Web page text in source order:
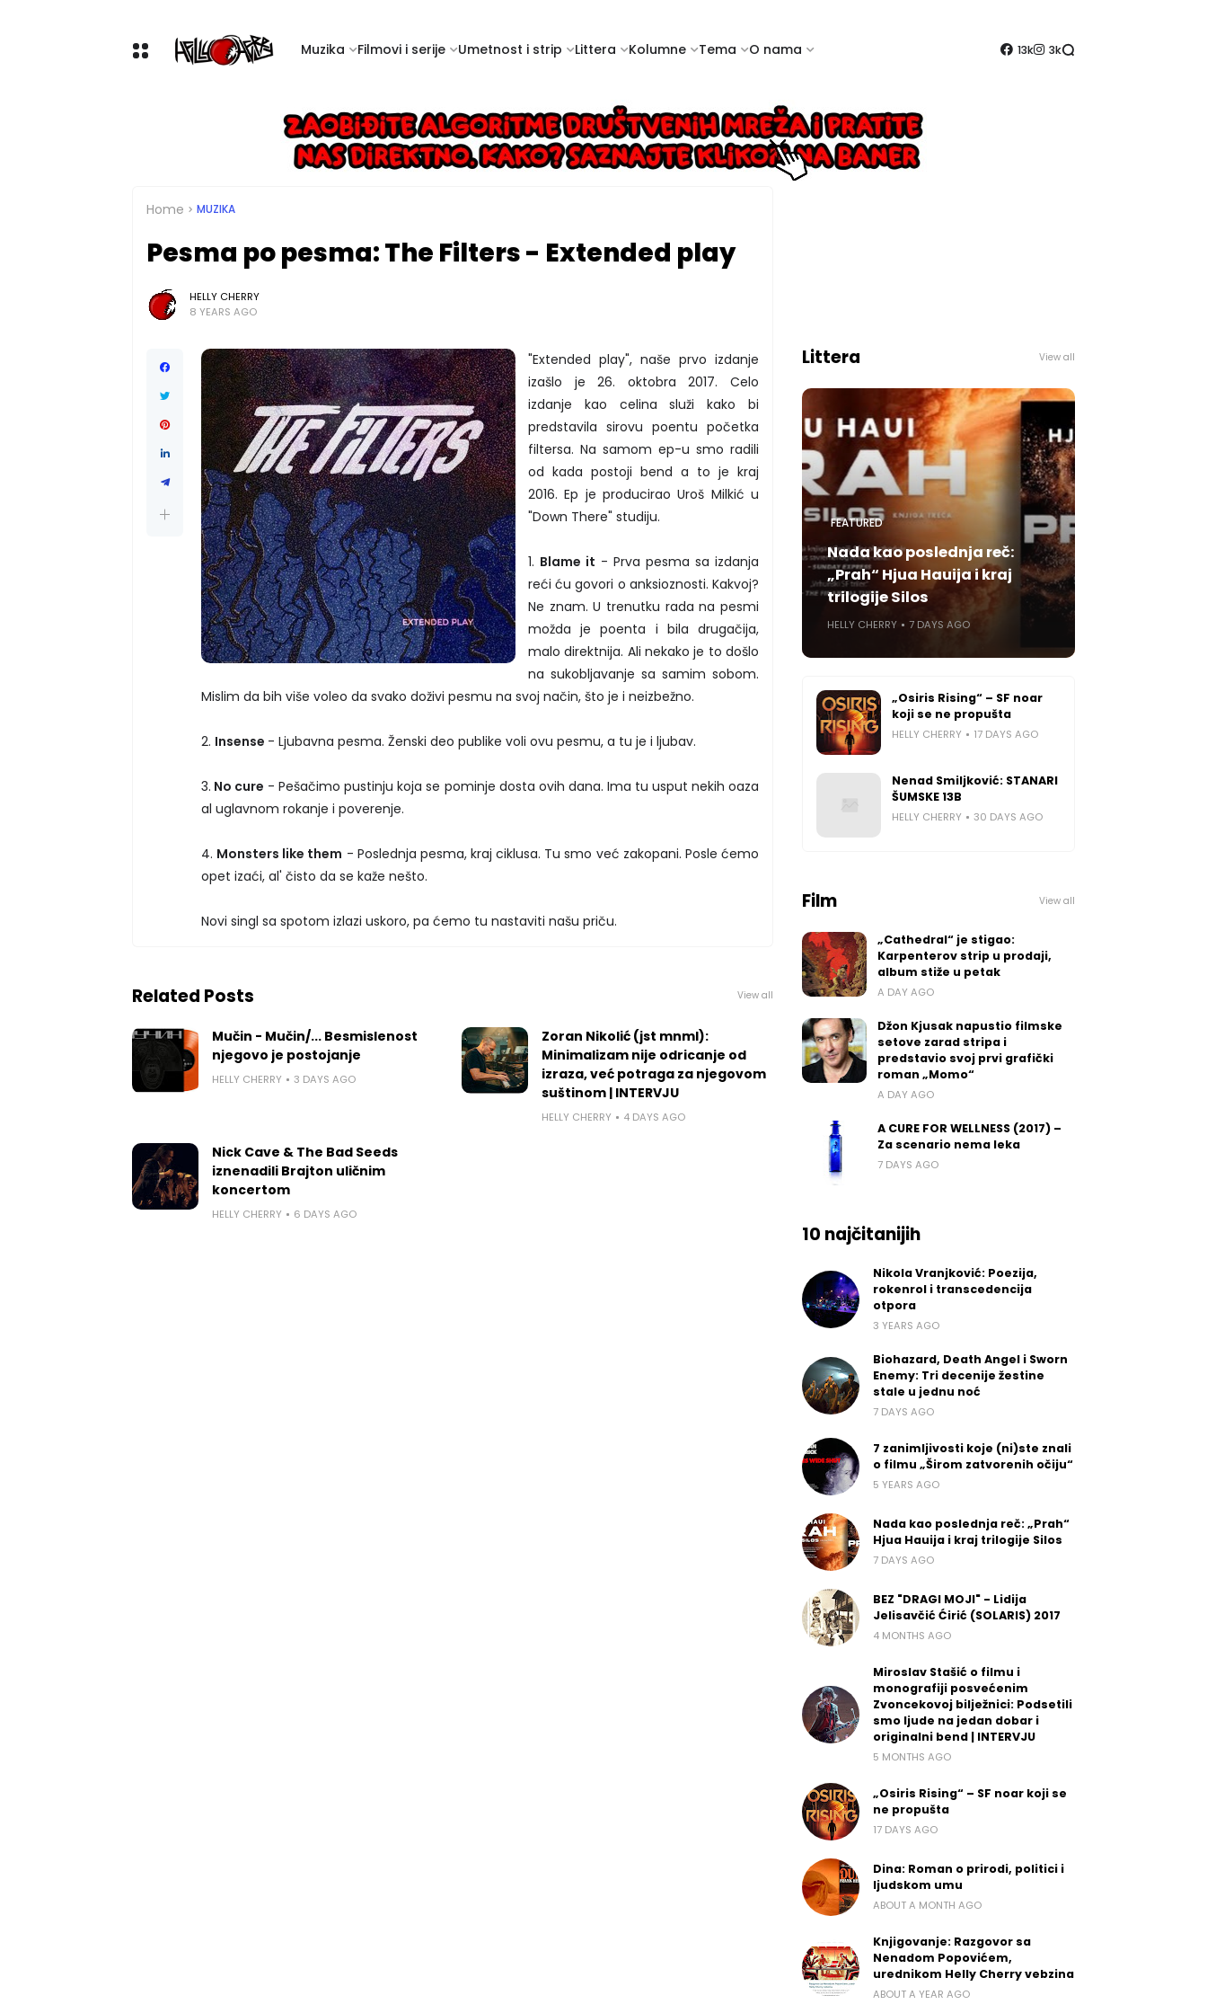
Muzika Filmovi i serije Umetnost i strip Littera Kolumne Tema O nama 13k 3k
Home MUZIKA
Pesma po pesma: The Filters - Extended play
HELLY CHERRY
8 YEARS AGO
"Extended play", naše prvo izdanje
izašlo je 26. oktobra 2017. Celo
izdanje kao celina služi kako bi
predstavila sirovu poentu početka
filtersa. Na samom ep-u smo radili
od kada postoji bend a to je kraj
2016. Ep je producirao Uroš Milkić u
"Down There" studiju.
1. Blame it - Prva pesma sa izdanja
reći ću govori o anksioznosti. Kakvoj?
Ne znam. U trenutku rada na pesmi
možda je poenta i bila drugačija,
malo direktnija. Ali nekako je to došlo
na sukobljavanje sa samim sobom.
Mislim da bih više voleo da svako doživi pesmu na svoj način, što je i neizbežno.
2. Insense - Ljubavna pesma. Ženski deo publike voli ovu pesmu, a tu je i ljubav.
3. No cure - Pešačimo pustinju koja se pominje dosta ovih dana. Ima tu usput nekih oaza
al uglavnom rokanje i poverenje.
4. Monsters like them - Poslednja pesma, kraj ciklusa. Tu smo već zakopani. Posle ćemo
opet izaći, al' čisto da se kaže nešto.
Novi singl sa spotom izlazi uskoro, pa ćemo tu nastaviti našu priču.
Related Posts View all
Mučin - Mučin/... Besmislenost
njegovo je postojanje
HELLY CHERRY 3 DAYS AGO
Zoran Nikolić (jst mnml):
Minimalizam nije odricanje od
izraza, već potraga za njegovom
suštinom | INTERVJU
HELLY CHERRY 4 DAYS AGO
Nick Cave & The Bad Seeds
iznenadili Brajton uličnim
koncertom
HELLY CHERRY 6 DAYS AGO
Littera View all
FEATURED
Nada kao poslednja reč:
„Prah“ Hjua Hauija i kraj
trilogije Silos
HELLY CHERRY 7 DAYS AGO
„Osiris Rising“ – SF noar
koji se ne propušta
HELLY CHERRY 17 DAYS AGO
Nenad Smiljković: STANARI
ŠUMSKE 13B
HELLY CHERRY 30 DAYS AGO
Film View all
„Cathedral“ je stigao:
Karpenterov strip u prodaji,
album stiže u petak
A DAY AGO
Džon Kjusak napustio filmske
setove zarad stripa i
predstavio svoj prvi grafički
roman „Momo“
A DAY AGO
A CURE FOR WELLNESS (2017) –
Za scenario nema leka
7 DAYS AGO
10 najčitanijih
Nikola Vranjković: Poezija,
rokenrol i transcedencija
otpora
3 YEARS AGO
Biohazard, Death Angel i Sworn
Enemy: Tri decenije žestine
stale u jednu noć
7 DAYS AGO
7 zanimljivosti koje (ni)ste znali
o filmu „Širom zatvorenih očiju“
5 YEARS AGO
Nada kao poslednja reč: „Prah“
Hjua Hauija i kraj trilogije Silos
7 DAYS AGO
BEZ "DRAGI MOJI" - Lidija
Jelisavčić Ćirić (SOLARIS) 2017
4 MONTHS AGO
Miroslav Stašić o filmu i
monografiji posvećenim
Zvoncekovoj bilježnici: Podsetili
smo ljude na jedan dobar i
originalni bend | INTERVJU
5 MONTHS AGO
„Osiris Rising“ – SF noar koji se
ne propušta
17 DAYS AGO
Dina: Roman o prirodi, politici i
ljudskom umu
ABOUT A MONTH AGO
Knjigovanje: Razgovor sa
Nenadom Popovićem,
urednikom Helly Cherry vebzina
ABOUT A YEAR AGO